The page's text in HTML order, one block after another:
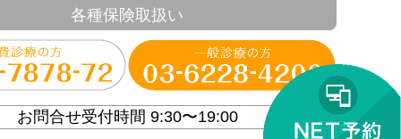
各種保険取扱い
お問合せ受付時間 9:30〜19:00